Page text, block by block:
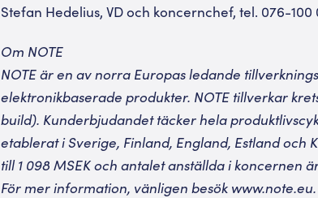
Stefan Hedelius, VD och koncernchef, tel. 076-100
Om NOTE
NOTE är en av norra Europas ledande
elektronikbaserade produkter. NOTE tillverkar
build). Kunderbjudandet täcker hela
etablerat i Sverige, Finland, England, Estland och
till 1 098 MSEK och antalet anställda i koncernen
För mer information, vänligen besök www.note.eu.